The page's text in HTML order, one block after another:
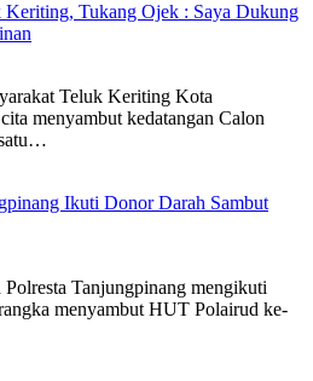
Tukang Ojek : Saya Dukung
Teluk Keriting Kota
menyambut kedatangan Calon
Ikuti Donor Darah Sambut
Tanjungpinang mengikuti
menyambut HUT Polairud ke-